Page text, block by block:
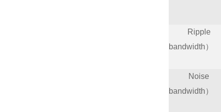
Ripple
bandwidth）
Noise
bandwidth）